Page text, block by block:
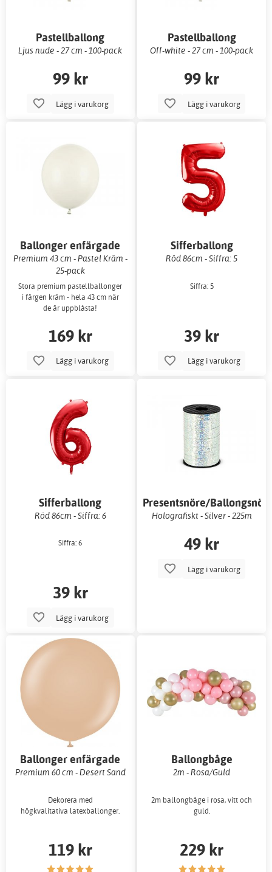
Pastellballong
Ljus nude - 27 cm - 100-pack
99 kr
Lägg i varukorg
Pastellballong
Off-white - 27 cm - 100-pack
99 kr
Lägg i varukorg
Ballonger enfärgade
Premium 43 cm - Pastel Kräm -
25-pack
Stora premium pastellballonger
i färgen kräm - hela 43 cm när
de är uppblåsta!
169 kr
Lägg i varukorg
Sifferballong
Röd 86cm - Siffra: 5
Siffra: 5
39 kr
Lägg i varukorg
Sifferballong
Röd 86cm - Siffra: 6
Siffra: 6
39 kr
Lägg i varukorg
Presentsnöre/
Holografiskt - Silver - 225m
49 kr
Lägg i varukorg
Ballonger enfärgade
Premium 60 cm - Desert Sand
Dekorera med
högkvalitativa latexballonger.
119 kr
Ballongbåge
2m - Rosa/Guld
2m ballongbåge i rosa, vitt och
guld.
229 kr